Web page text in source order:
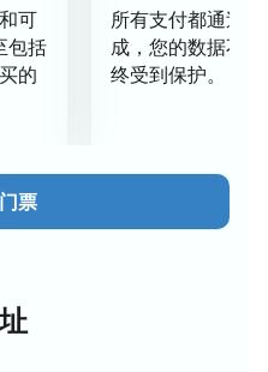
月16日至18日在Metallurg
作为冬季运动Spartakiad
如果你快点订单，尽管我
，以及男女的单人表演。
可
包括
的
所有支付都通过
成，您的数据不
终受到保护。
票